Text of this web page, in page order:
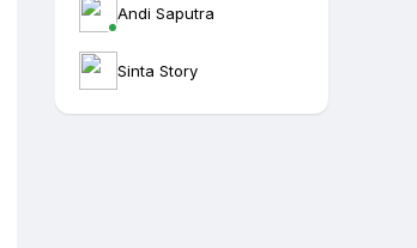
Andi Saputra
Sinta Story